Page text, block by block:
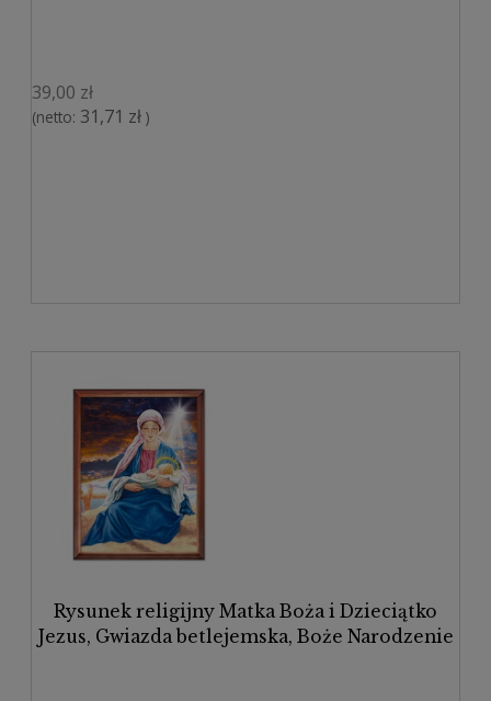
39,00 zł
(netto: 31,71 zł )
Rysunek religijny Matka Boża i Dzieciątko
Jezus, Gwiazda betlejemska, Boże Narodzenie